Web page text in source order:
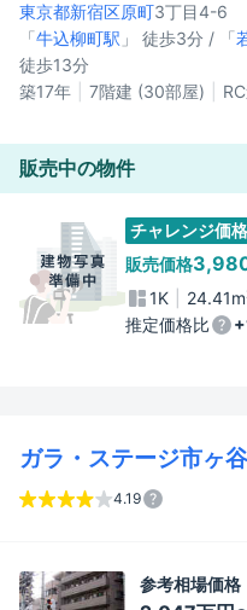
東京都新宿区原町3丁目4-6
「牛込柳町駅 」 徒歩3分 / 「
徒歩13分
築17年
7階建 (30部屋)
販売中の物件
チャレンジ価格
販売価格
1K 24.41m
推定価格比
ガラ・ステージ市ヶ
4.19
参考相場価格